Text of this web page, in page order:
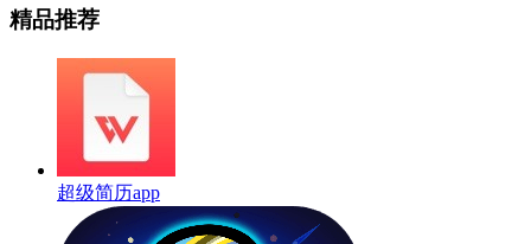
精品推荐
超级简历app